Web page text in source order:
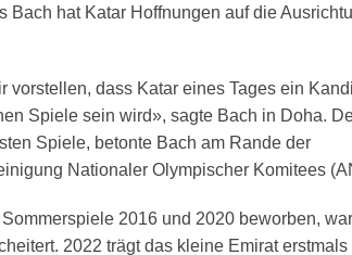
Bach hat Katar Hoffnungen auf die
vorstellen, dass Katar eines Tages ein
Spiele sein wird», sagte Bach in Doha.
Spiele, betonte Bach am Rande der
Nationaler Olympischer Komitees
2016 und 2020 beworben,
2022 trägt das kleine Emirat erstmals